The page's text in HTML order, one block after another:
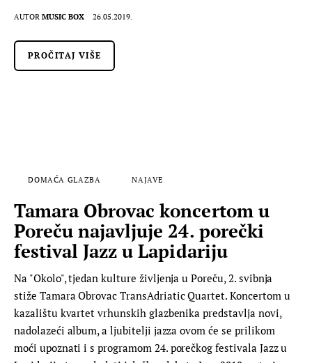
AUTOR MUSIC BOX 26.05.2019.
PROČITAJ VIŠE
DOMAĆA GLAZBA NAJAVE
Tamara Obrovac koncertom u
Poreču najavljuje 24. porečki
festival Jazz u Lapidariju
Na "Okolo", tjedan kulture življenja u Poreču, 2. svibnja
stiže Tamara Obrovac TransAdriatic Quartet. Koncertom u
kazalištu kvartet vrhunskih glazbenika predstavlja novi,
nadolazeći album, a ljubitelji jazza ovom će se prilikom
moći upoznati i s programom 24. porečkog festivala Jazz u